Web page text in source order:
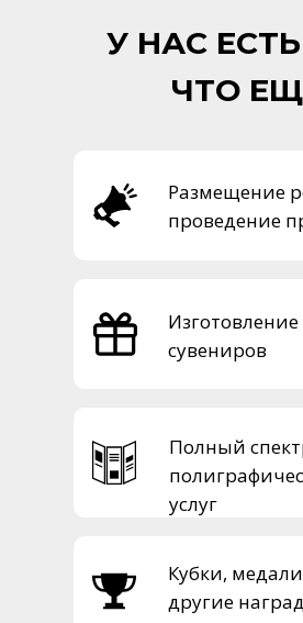
Изготовление
сувениров
Кубки,
другие
Полный
услуг
Размещение
проведение
У НАС
ЧТО